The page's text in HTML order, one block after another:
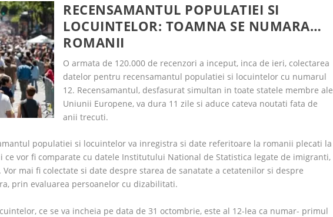
RECENSAMANTUL POPULATIEI SI
LOCUINTELOR: TOAMNA SE NUMARA…
ROMANII
O armata de 120.000 de recenzori a inceput, inca de ieri, colectarea
datelor pentru recensamantul populatiei si locuintelor cu numarul
12. Recensamantul, desfasurat simultan in toate statele membre ale
Uniunii Europene, va dura 11 zile si aduce cateva noutati fata de
anii trecuti.
populatiei si locuintelor va inregistra si date referitoare la romanii plecati la
vor fi comparate cu datele Institutului National de Statistica legate de imigranti,
mai fi colectate si date despre starea de sanatate a cetatenilor si despre
prin evaluarea persoanelor cu dizabilitati.
ce se va incheia pe data de 31 octombrie, este al 12-lea ca numar- primul